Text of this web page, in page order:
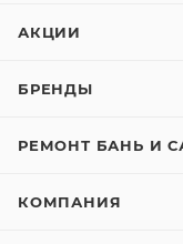
АКЦИИ
БРЕНДЫ
РЕМОНТ БАНЬ И
КОМПАНИЯ